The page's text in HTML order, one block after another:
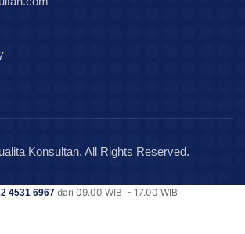
Konsultan. All Rights Reserved.
4531 6967 dari 09.00 WIB - 17.00 WIB